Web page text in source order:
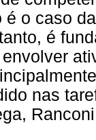
é o caso
é
nas